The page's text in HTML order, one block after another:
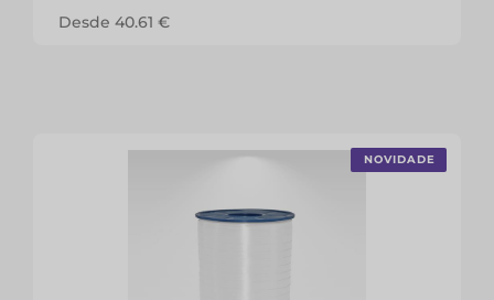
Desde 40.61 €
NOVIDADE